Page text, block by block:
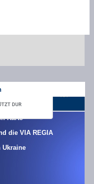
Karte
die VIA REGIA
Ukraine